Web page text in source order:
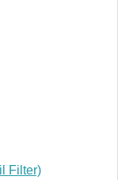
Filter)